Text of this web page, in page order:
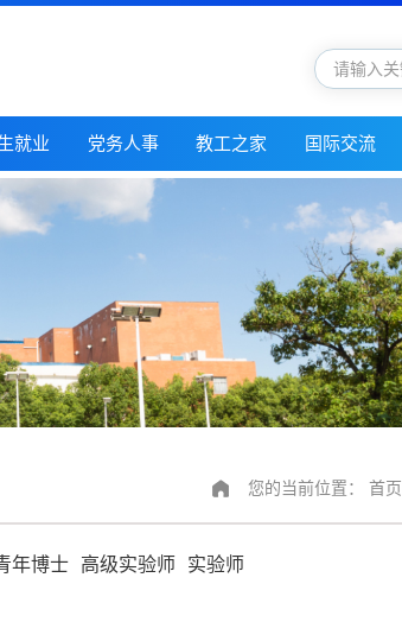
就业 党务人事 教工之家 国际交流
您的当前位置： 首页
年博士 高级实验师 实验师